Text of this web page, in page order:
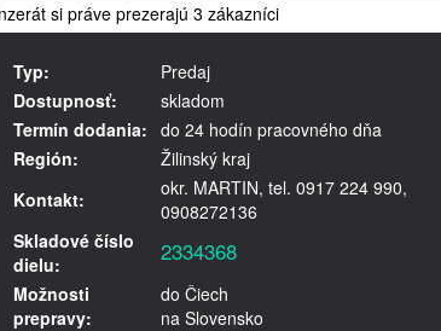
si práve prezerajú 3 zákazníci
Typ:
Predaj
Dostupnosť:
skladom
Termín dodania: do 24 hodín pracovného dňa
Región:
Žilinský kraj
Kontakt:
okr. MARTIN, tel. 0917 224 990,
0908272136
Skladové číslo
dielu:
2334368
Možnosti
prepravy:
do Čiech
na Slovensko